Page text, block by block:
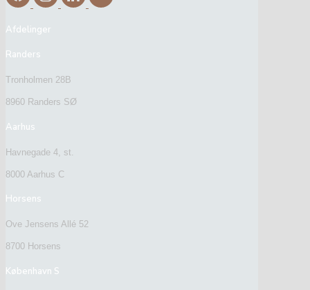
Afdelinger
Randers
Tronholmen 28B
8960 Randers SØ
Aarhus
Havnegade 4, st.
8000 Aarhus C
Horsens
Ove Jensens Allé 52
8700 Horsens
København S